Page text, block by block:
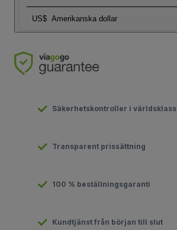
US$ Amerikanska dollar
Säkerhetskontroller i världsklass
Transparent prissättning
100 % beställningsgaranti
Kundtjänst från början till slut